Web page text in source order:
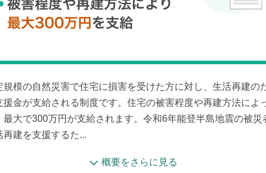
規模の自然災害で住宅に損害を受けた方に対し、生活再建の
援金が支給される制度です。住宅の被害程度や再建方法によ
最大で300万円が支給されます。令和6年能登半島地震の被災
再建を支援するた...
概要をさらに見る